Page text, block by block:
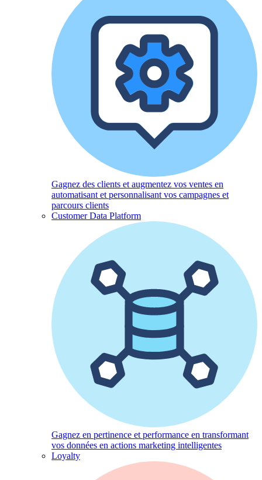
Gagnez des clients et augmentez vos ventes en
automatisant et personnalisant vos campagnes et
parcours clients
Customer Data Platform
Gagnez en pertinence et performance en transformant
vos données en actions marketing intelligentes
Loyalty